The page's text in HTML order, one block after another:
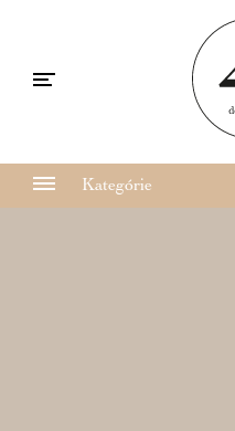
Kategórie